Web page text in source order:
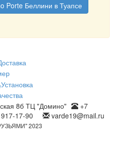
Porte Беллини в Туапсе
Установка
8б ТЦ "Домино"
+7
17-90 varde19@mail.ru
2023